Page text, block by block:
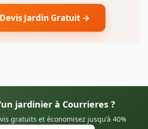
Jardin Gratuit →
jardinier à Courrieres ?
gratuits et économisez jusqu'à 40%